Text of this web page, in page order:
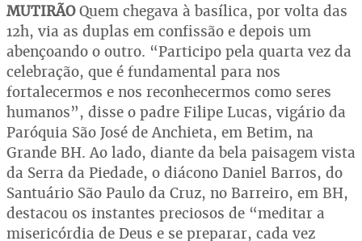
MUTIRÃOQuem chegava à basílica, por volta das
12h, via as duplas em confissão e depois um
abençoando o outro. “Participo pela quarta vez da
celebração, que é fundamental para nos
fortalecermos e nos reconhecermos como seres
humanos”, disse o padre Filipe Lucas, vigário da
Paróquia São José de Anchieta, em Betim, na
Grande BH. Ao lado, diante da bela paisagem vista
da Serra da Piedade, o diácono Daniel Barros, do
Santuário São Paulo da Cruz, no Barreiro, em BH,
destacou os instantes preciosos de “meditar a
misericórdia de Deus e se preparar, cada vez